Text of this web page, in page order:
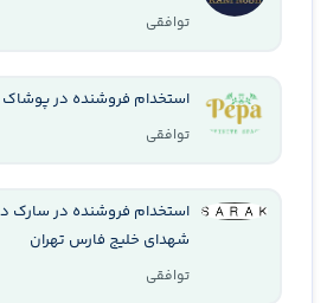
توافقی
استخدام فروشنده در پوشاک
توافقی
استخدام فروشنده در سارک
شهدای خلیج فارس تهران
توافقی